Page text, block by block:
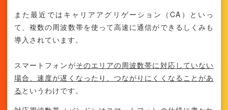
また最近ではキャリアアグリゲーション（CA）といっ
て、複数の周波数帯を使って高速に通信ができるしくみも
導入されています。
スマートフォンがそのエリアの周波数帯に対応していない
場合、速度が遅くなったり、つながりにくくなることがあ
る というわけです。